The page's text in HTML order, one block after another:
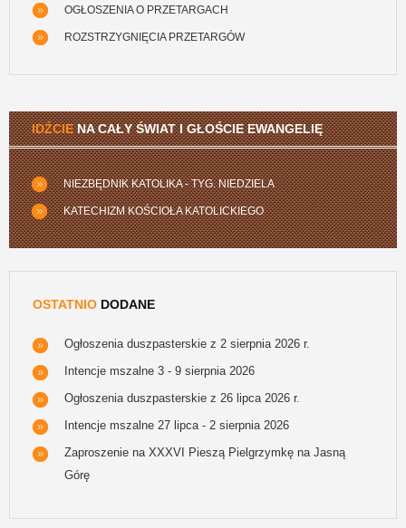
OGŁOSZENIA O PRZETARGACH
ROZSTRZYGNIĘCIA PRZETARGÓW
IDŹCIENA CAŁY ŚWIAT I GŁOŚCIE EWANGELIĘ
NIEZBĘDNIK KATOLIKA - TYG. NIEDZIELA
KATECHIZM KOŚCIOŁA KATOLICKIEGO
OSTATNIO DODANE
Ogłoszenia duszpasterskie z 2 sierpnia 2026 r.
Intencje mszalne 3 - 9 sierpnia 2026
Ogłoszenia duszpasterskie z 26 lipca 2026 r.
Intencje mszalne 27 lipca - 2 sierpnia 2026
Zaproszenie na XXXVI Pieszą Pielgrzymkę na Jasną
Górę